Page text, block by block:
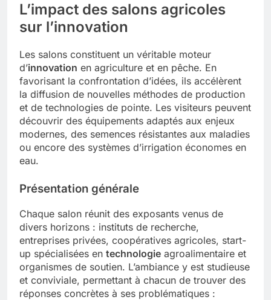
L’impact des salons agricoles
sur l’innovation
Les salons constituent un véritable moteur
d’innovation en agriculture et en pêche. En
favorisant la confrontation d’idées, ils accélèrent
la diffusion de nouvelles méthodes de production
et de technologies de pointe. Les visiteurs peuvent
découvrir des équipements adaptés aux enjeux
modernes, des semences résistantes aux maladies
ou encore des systèmes d’irrigation économes en
eau.
Présentation générale
Chaque salon réunit des exposants venus de
divers horizons : instituts de recherche,
entreprises privées, coopératives agricoles, start-
up spécialisées en technologie agroalimentaire et
organismes de soutien. L’ambiance y est studieuse
et conviviale, permettant à chacun de trouver des
réponses concrètes à ses problématiques :